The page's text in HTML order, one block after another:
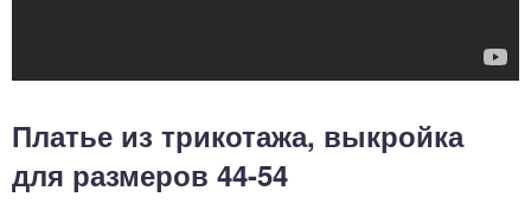
Платье из трикотажа, выкройка
для размеров 44-54